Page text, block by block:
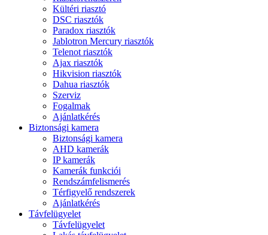
Kültéri riasztó
DSC riasztók
Paradox riasztók
Jablotron Mercury riasztók
Telenot riasztók
Ajax riasztók
Hikvision riasztók
Dahua riasztók
Szerviz
Fogalmak
Ajánlatkérés
Biztonsági kamera
Biztonsági kamera
AHD kamerák
IP kamerák
Kamerák funkciói
Rendszámfelismerés
Térfigyelő rendszerek
Ajánlatkérés
Távfelügyelet
Távfelügyelet